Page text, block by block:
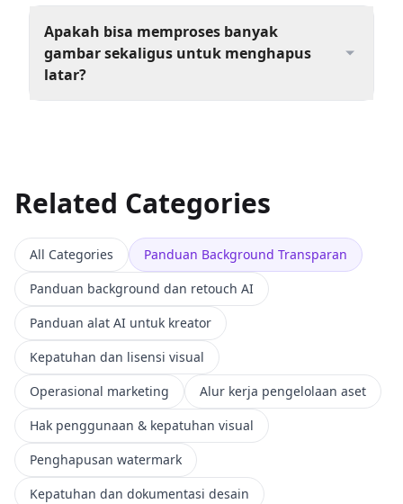
Apakah bisa memproses banyak
gambar sekaligus untuk menghapus
latar?
Related Categories
All Categories
Panduan Background Transparan
Panduan background dan retouch AI
Panduan alat AI untuk kreator
Kepatuhan dan lisensi visual
Operasional marketing
Alur kerja pengelolaan aset
Hak penggunaan & kepatuhan visual
Penghapusan watermark
Kepatuhan dan dokumentasi desain